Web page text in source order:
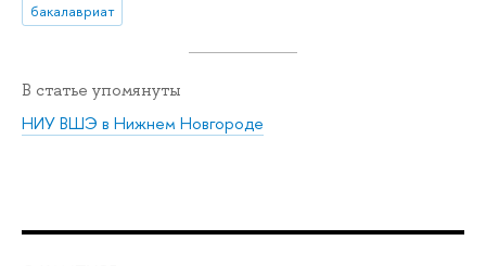
бакалавриат
В статье упомянуты
НИУ ВШЭ в Нижнем Новгороде